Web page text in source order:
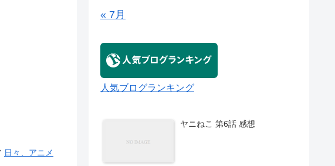
日々、アニメ
« 7月
人気ブログランキング
ヤニねこ 第6話 感想